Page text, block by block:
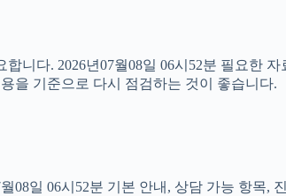
니다. 2026년07월08일 06시52분 필요한
을 기준으로 다시 점검하는 것이 좋습니다.
08일 06시52분 기본 안내, 상담 가능 항목,